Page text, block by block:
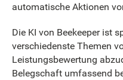
automatische Aktionen
Die KI von Beekeeper ist
verschiedenste Themen
Leistungsbewertung
Belegschaft umfassend